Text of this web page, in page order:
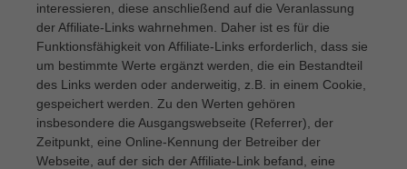
interessieren, diese anschließend auf die Veranlassung
der Affiliate-Links wahrnehmen. Daher ist es für die
Funktionsfähigkeit von Affiliate-Links erforderlich, dass sie
um bestimmte Werte ergänzt werden, die ein Bestandteil
des Links werden oder anderweitig, z.B. in einem Cookie,
gespeichert werden. Zu den Werten gehören
insbesondere die Ausgangswebseite (Referrer), der
Zeitpunkt, eine Online-Kennung der Betreiber der
Webseite, auf der sich der Affiliate-Link befand, eine